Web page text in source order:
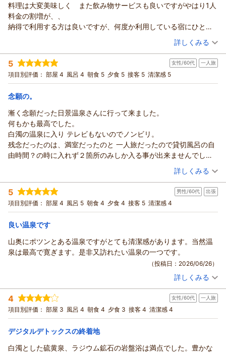
料理は大変美味しく また飲み物サービスも良いですがやはり1人
料金の割増が、、
納得で利用する方は良いですが、何度か利用している宿にひとり
（投稿日：2026/07/11）
宿泊時期： 2026年06月宿泊 (一人旅)
投稿者： ヤムウーセンさん
宿泊プラン： ◆ ひとり旅 満喫プラン ◆ 秘湯と贅沢な食をゆったり愉
しむ大人の醍醐味
和洋室 朝・夕
宿泊価格帯：
詳しくみる
5 女性/60代 一人旅
項目別評価： 部屋 4 風呂 4 朝食 5 夕食 5 接客 5 清潔感 5
念願の。
漸く念願だった日景温泉さんに行って来ました。
何もかも最高でした。
白濁の温泉に入り テレビもないのでノンビリ。
残念だったのは、満室だったのと 一人旅だったので貸切風呂の自
由時間？の時に入れず２箇所のみしか入る事が出来ませんでし
あと、和洋室で予約しましたが 広過ぎて落ち着かず..（笑）一人
用の部屋でも良かったかな？と思いました。
いつも満室状態かとは思いますが、次回は冬に行きたいと思って
います。
（投稿日：2026/07/02）
宿泊時期： 2026年07月宿泊 (一人旅)
投稿者： れいさん
宿泊プラン： ◆ ひとり旅 満喫プラン ◆ 秘湯と贅沢な食をゆったり愉
しむ大人の醍醐味
和洋室 朝・夕
宿泊価格帯： 30,001円以上(大人一人あたり/税込)
詳しくみる
5 男性/60代 出張
項目別評価： 部屋 4 風呂 5 朝食 4 夕食 4 接客 5 清潔感 4
良い温泉です
山奥にポツンとある温泉ですがとても清潔感があります。当然温
泉は最高で寛ぎます。是非又訪れたい温泉の一つです。
（投稿日：2026/06/26）
投稿者： tooruさん(男性/60代)
宿泊プラン： ◆ ひとり旅 満喫プラン ◆ 秘湯と贅沢な食をゆったり愉
しむ大人の醍醐味
シングル 朝・夕
宿泊価格帯： 24,001～25,000円(大人一人あたり/税込)
詳しくみる
4 女性/60代 一人旅
項目別評価： 部屋 3 風呂 4 朝食 4 夕食 3 接客 4 清潔感 4
デジタルデトックスの終着地
白濁とした硫黄泉、ラジウム鉱石の岩盤浴は満点でした。豊かな